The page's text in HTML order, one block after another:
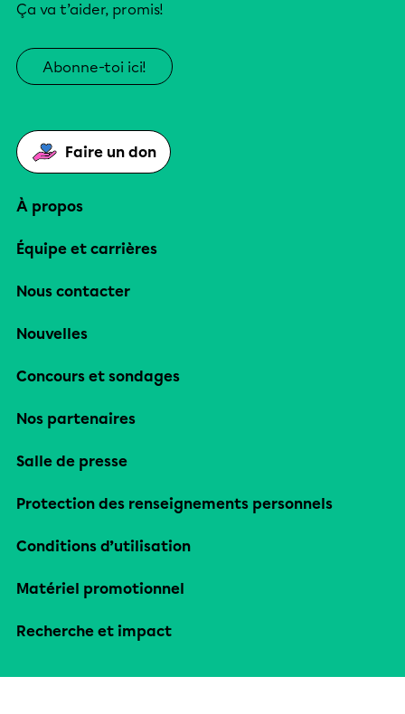
Ça va t’aider, promis!
Abonne-toi ici!
Faire un don
À propos
Équipe et carrières
Nous contacter
Nouvelles
Concours et sondages
Nos partenaires
Salle de presse
Protection des renseignements personnels
Conditions d’utilisation
Matériel promotionnel
Recherche et impact